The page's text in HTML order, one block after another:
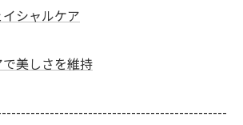
シャルケア
美しさを維持